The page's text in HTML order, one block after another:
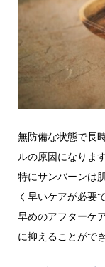
無防備な状態で長
ルの原因になります
特にサンバーンは
く早いケアが必要で
早めのアフターケ
に抑えることができ